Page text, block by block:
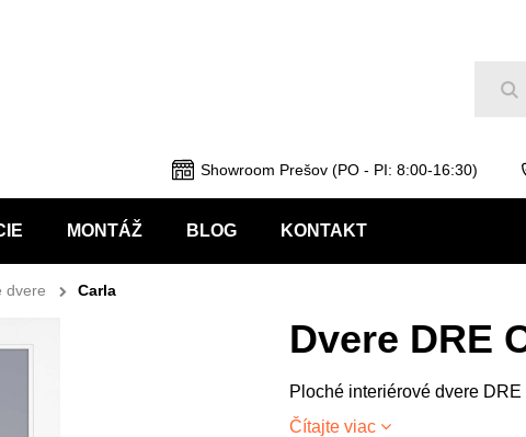
MONTÁŽ BLOG KONTAKT
Showroom Prešov (PO - PI: 8:00-16:30)
dvere Carla
Dvere DRE
Ploché interiérové dvere DRE
Čítajte viac